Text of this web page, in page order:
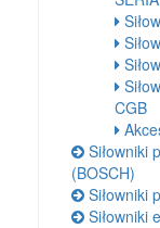
CGB
Siłowniki
(BOSCH)
Siłowniki
Siłowniki